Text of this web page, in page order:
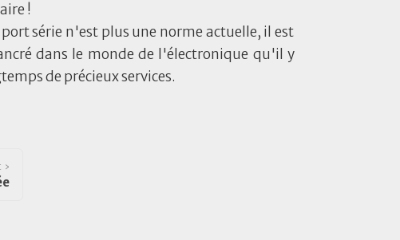
!
port série n'est plus une norme actuelle, il est
dans le monde de l'électronique qu'il y
de précieux services.
›